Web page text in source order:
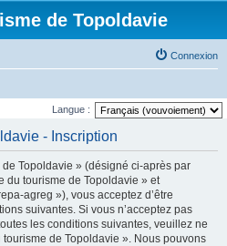
de Topoldavie
Connexion
Langue :
- Inscription
Topoldavie » (désigné ci-après par
du tourisme de Topoldavie » et
agreg »), vous acceptez d’être
suivantes. Si vous n’acceptez pas
les conditions suivantes, veuillez ne
de Topoldavie ». Nous pouvons